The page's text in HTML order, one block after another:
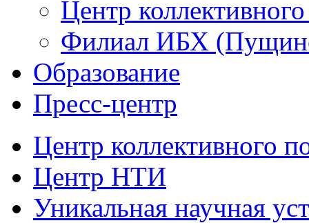
Центр
Филиал ИБХ
Образование
Пресс-центр
Центр коллективного
Центр НТИ
Уникальная научная